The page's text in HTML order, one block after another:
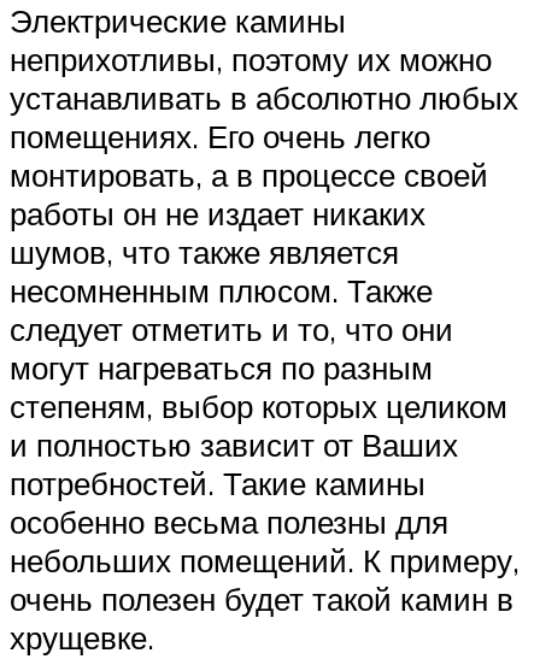
Электрические камины
неприхотливы, поэтому их можно
устанавливать в абсолютно любых
помещениях. Его очень легко
монтировать, а в процессе своей
работы он не издает никаких
шумов, что также является
несомненным плюсом. Также
следует отметить и то, что они
могут нагреваться по разным
степеням, выбор которых целиком
и полностью зависит от Ваших
потребностей. Такие камины
особенно весьма полезны для
небольших помещений. К примеру,
очень полезен будет такой камин в
хрущевке.